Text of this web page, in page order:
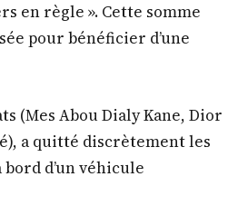
en règle ». Cette somme
pour bénéficier d’une
(Mes Abou Dialy Kane, Dior
a quitté discrètement les
d’un véhicule